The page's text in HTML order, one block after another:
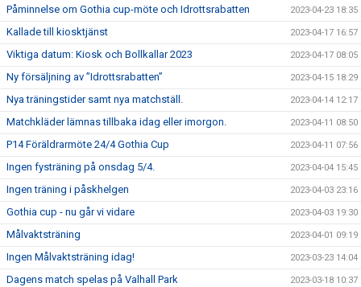
Påminnelse om Gothia cup-möte och Idrottsrabatten 2023-04-23 18:35
Kallade till kiosktjänst 2023-04-17 16:57
Viktiga datum: Kiosk och Bollkallar 2023 2023-04-17 08:05
Ny försäljning av ”Idrottsrabatten” 2023-04-15 18:29
Nya träningstider samt nya matchställ. 2023-04-14 12:17
Matchkläder lämnas tillbaka idag eller imorgon. 2023-04-11 08:50
P14 Föräldrarmöte 24/4 Gothia Cup 2023-04-11 07:56
Ingen fysträning på onsdag 5/4. 2023-04-04 15:45
Ingen träning i påskhelgen 2023-04-03 23:16
Gothia cup - nu går vi vidare 2023-04-03 19:30
Målvaktsträning 2023-04-01 09:19
Ingen Målvaktsträning idag! 2023-03-23 14:04
Dagens match spelas på Valhall Park 2023-03-18 10:37